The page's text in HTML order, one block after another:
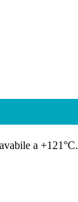
a +121°C.